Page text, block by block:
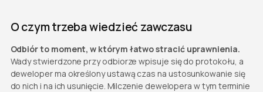
O czym trzeba wiedzieć zawczasu
Odbiór to moment, w którym łatwo stracić uprawnienia.
Wady stwierdzone przy odbiorze wpisuje się do protokołu, a
deweloper ma określony ustawą czas na ustosunkowanie się
do nich i na ich usunięcie. Milczenie dewelopera w tym terminie